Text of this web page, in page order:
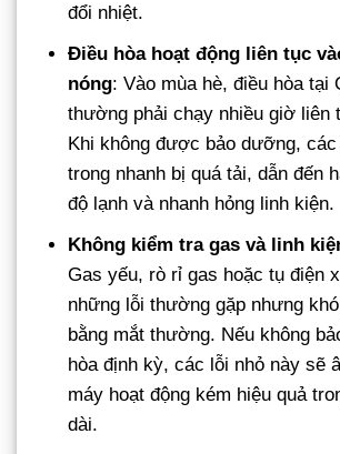
đổi nhiệt.
Điều hòa hoạt động liên tục
nóng: Vào mùa hè, điều hòa tại
thường phải chạy nhiều giờ liên
Khi không được bảo dưỡng, các
trong nhanh bị quá tải, dẫn đến
độ lạnh và nhanh hỏng linh kiện.
Không kiểm tra gas và linh
Gas yếu, rò rỉ gas hoặc tụ điện
những lỗi thường gặp nhưng
bằng mắt thường. Nếu không
hòa định kỳ, các lỗi nhỏ này sẽ
máy hoạt động kém hiệu quả
dài.